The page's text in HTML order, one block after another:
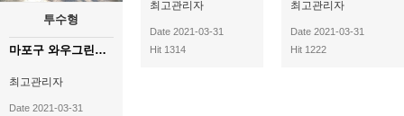
투수형
마포구 와우그린공원
최고관리자
Date 2021-03-31
최고관리자
Date 2021-03-31
Hit 1314
최고관리자
Date 2021-03-31
Hit 1222